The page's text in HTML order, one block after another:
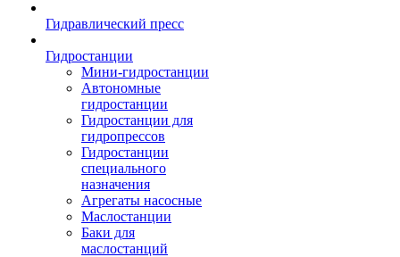
Гидравлический пресс
Гидростанции
Мини-гидростанции
Автономные
гидростанции
Гидростанции для
гидропрессов
Гидростанции
специального
назначения
Агрегаты насосные
Маслостанции
Баки для
маслостанций